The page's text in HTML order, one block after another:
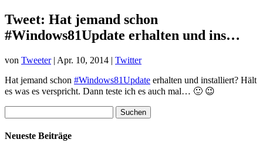
Tweet: Hat jemand schon
#Windows81Update erhalten und ins…
von Tweeter| Apr. 10, 2014 | Twitter
Hat jemand schon #Windows81Update erhalten und installiert? Hält
es was es verspricht. Dann teste ich es auch mal… 🙂 😉
nach:
Neueste Beiträge